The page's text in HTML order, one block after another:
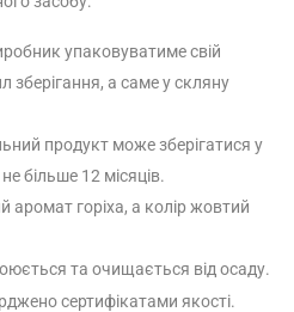
упаковуватиме свій
зберігання, а саме у скляну
продукт може зберігатися у
більше 12 місяців.
аромат горіха, а колір жовтий
та очищається від осаду.
сертифікатами якості.